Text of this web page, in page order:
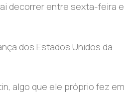
decorrer entre sexta-feira e
dos Estados Unidos da
algo que ele próprio fez em